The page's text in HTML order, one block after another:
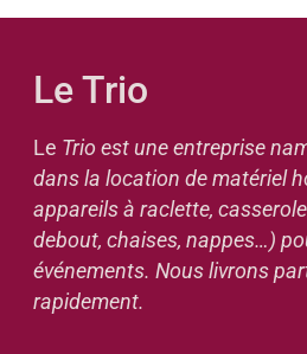
Le Trio
Le Trio est une entreprise
dans la location de matériel
appareils à raclette,
debout, chaises, nappes…)
événements. Nous livrons
rapidement.